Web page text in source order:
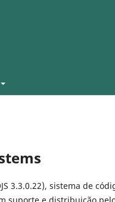
3.3.0.22), sistema de